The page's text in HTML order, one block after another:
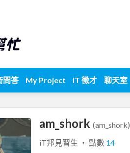
問答 My Project iT 徵才 聊天室
am_shork (am_shork)
iT邦見習生 ‧ 點數 14